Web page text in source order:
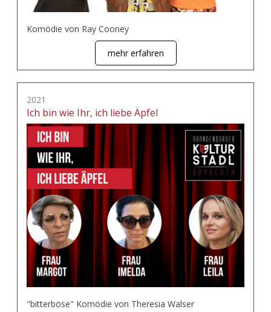
Komödie von Ray Cooney
mehr erfahren
2021
Ich bin wie Ihr, ich liebe Äpfel
"bitterböse" Komödie von Theresia Walser